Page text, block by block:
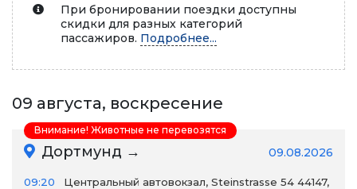
При бронировании поездки доступны
скидки для разных категорий
пассажиров. Подробнее...
09 августа, воскресение
Дортмунд → 09.08.2026
09:20
Центральный автовокзал, Steinstrasse 54 44147,
Внимание! Животные не перевозятся